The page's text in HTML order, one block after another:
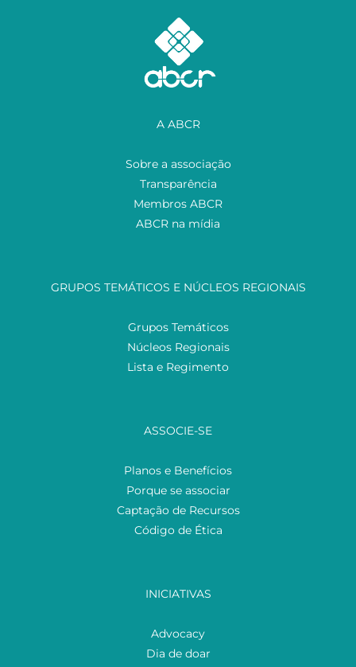
A ABCR
Sobre a associação
Transparência
Membros ABCR
ABCR na mídia
GRUPOS TEMÁTICOS E NÚCLEOS REGIONAIS
Grupos Temáticos
Núcleos Regionais
Lista e Regimento
ASSOCIE-SE
Planos e Benefícios
Porque se associar
Captação de Recursos
Código de Ética
INICIATIVAS
Advocacy
Dia de doar